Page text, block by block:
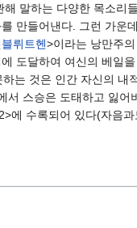
말하는 다양한 목소리
만들어낸다. 그런 가운
뤼트헨>이라는 낭만주
도달하여 여신의 베일
는 것은 인간 자신의 내
서 스승은 도태하고 잃어
에 수록되어 있다(자음과